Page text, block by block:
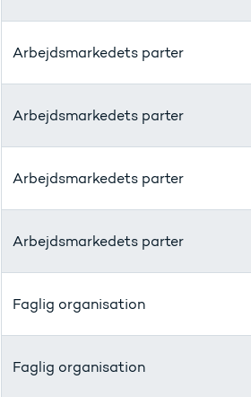
Arbejdsmarkedets parter
Arbejdsmarkedets parter
Arbejdsmarkedets parter
Arbejdsmarkedets parter
Faglig organisation
Faglig organisation